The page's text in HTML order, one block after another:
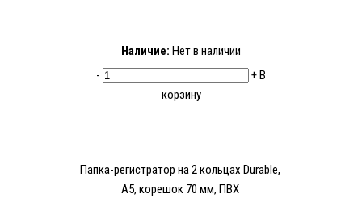
Наличие: Нет в наличии
-
+В
корзину
Папка-регистратор на 2 кольцах Durable,
А5, корешок 70 мм, ПВХ